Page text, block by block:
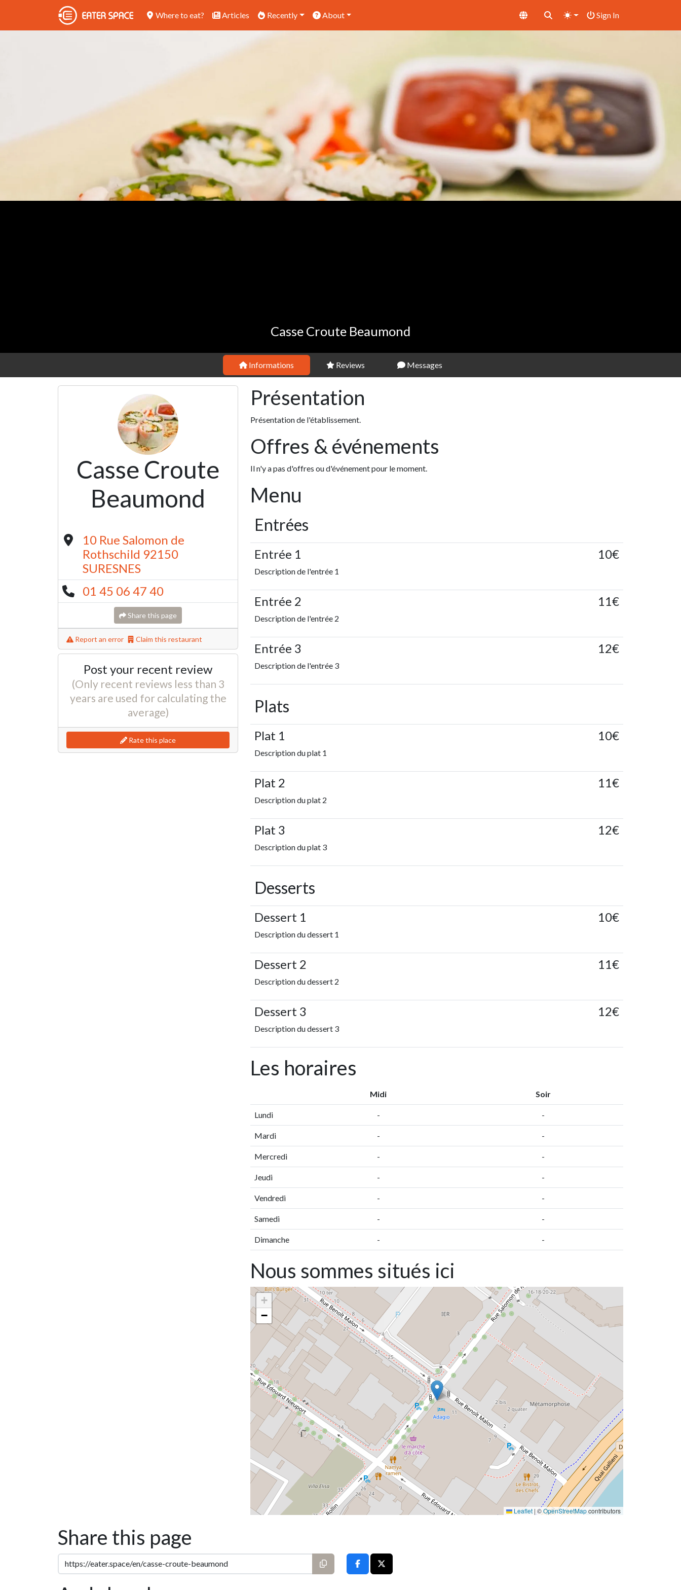
Where to eat? Articles Recently About Sign In
Casse Croute Beaumond
Informations Reviews Messages
Casse Croute
Beaumond
10 Rue Salomon de
Rothschild 92150
SURESNES
01 45 06 47 40
Share this page
Report an error Claim this restaurant
Post your recent review
(Only recent reviews less than 3
years are used for calculating the
average)
Rate this place
Présentation
Présentation de l'établissement.
Offres & événements
Il n'y a pas d'offres ou d'événement pour le moment.
Menu
Entrées
Entrée 1
Description de l'entrée 1
10€
Entrée 2
Description de l'entrée 2
11€
Entrée 3
Description de l'entrée 3
12€
Plats
Plat 1
Description du plat 1
10€
Plat 2
Description du plat 2
11€
Plat 3
Description du plat 3
12€
Desserts
Dessert 1
Description du dessert 1
10€
Dessert 2
Description du dessert 2
11€
Dessert 3
Description du dessert 3
12€
Les horaires
Midi Soir
Lundi - -
Mardi - -
Mercredi - -
Jeudi - -
Vendredi - -
Samedi - -
Dimanche - -
Nous sommes situés ici
+
−
Leaflet | ©OpenStreetMapcontributors
Share this page